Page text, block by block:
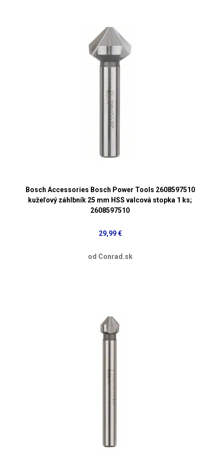
Bosch Accessories Bosch Power Tools 2608597510
kužeľový záhlbník 25 mm HSS valcová stopka 1 ks;
2608597510
29,99 €
od Conrad.sk